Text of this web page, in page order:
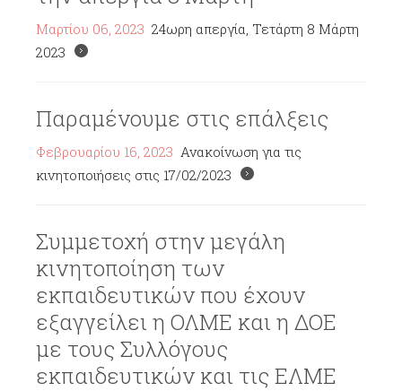
Μαρτίου 06, 2023 24ωρη απεργία, Τετάρτη 8 Μάρτη
2023
Παραμένουμε στις επάλξεις
Φεβρουαρίου 16, 2023 Ανακοίνωση για τις
κινητοποιήσεις στις 17/02/2023
Συμμετοχή στην μεγάλη
κινητοποίηση των
εκπαιδευτικών που έχουν
εξαγγείλει η ΟΛΜΕ και η ΔΟΕ
με τους Συλλόγους
εκπαιδευτικών και τις ΕΛΜΕ